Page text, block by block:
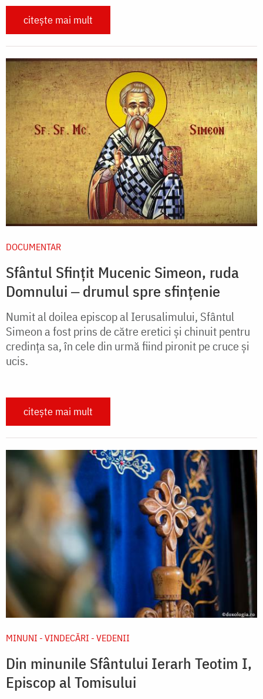
citește mai mult
DOCUMENTAR
Sfântul Sfințit Mucenic Simeon, ruda
Domnului ‒ drumul spre sfințenie
Numit al doilea episcop al Ierusalimului, Sfântul
Simeon a fost prins de către eretici și chinuit pentru
credința sa, în cele din urmă fiind pironit pe cruce și
ucis.
citește mai mult
MINUNI - VINDECĂRI - VEDENII
Din minunile Sfântului Ierarh Teotim I,
Episcop al Tomisului